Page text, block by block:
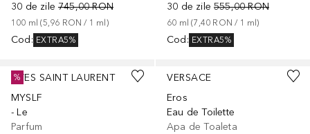
30 de zile 745,00 RON
100 ml (5,96 RON / 1 ml )
Cod : EXTRA5%
30 de zile 555,00 RON
60 ml (7,40 RON / 1 ml)
Cod : EXTRA5%
YVES SAINT LAURENT
MYSLF
- Le
Parfum
%
VERSACE
Eros
Eau de Toilette
Apa de Toaleta